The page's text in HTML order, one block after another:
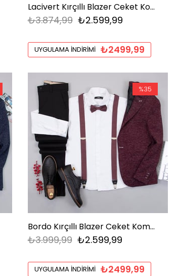
Lacivert Kırçıllı Blazer Ceket Kombini Erkek | Slim Fit Şık Komple Set
₺2.599,99
₺3.874,99
UYGULAMA İNDIRIMI ₺2499,99
Bordo Kırçıllı Blazer Ceket Kombini Erkek | Slim Fit Şık Komple Set
₺2.599,99
₺3.999,99
UYGULAMA İNDIRIMI ₺2499,99
%35